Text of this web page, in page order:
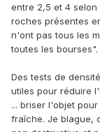
entre 2,5 et 4 selon
roches présentes
n'ont pas tous les
toutes les bourses".
Des tests de
utiles pour réduire
... briser l'objet
fraîche. Je blague,